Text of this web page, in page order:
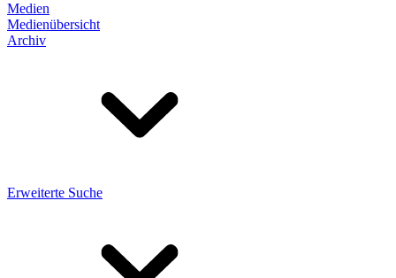
Medien
Medienübersicht
Archiv
Erweiterte Suche